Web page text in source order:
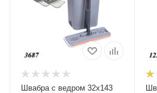
Швабра с ведром 32х143